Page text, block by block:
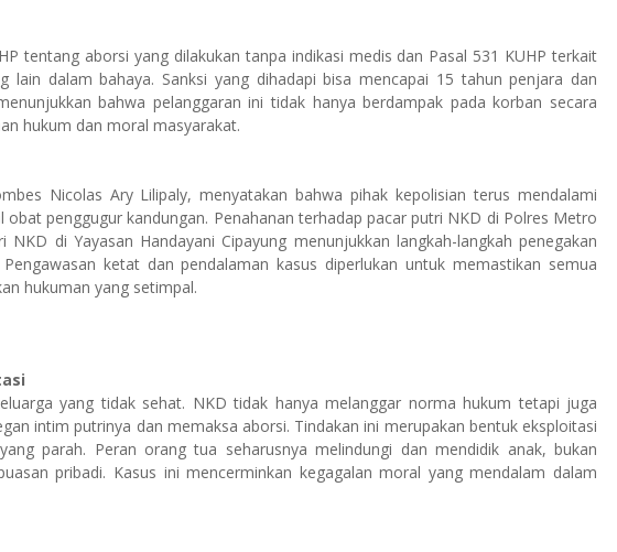
tentang aborsi yang dilakukan tanpa indikasi medis dan Pasal 531 KUHP terkait
lain dalam bahaya. Sanksi yang dihadapi bisa mencapai 15 tahun penjara dan
bahwa pelanggaran ini tidak hanya berdampak pada korban secara
hukum dan moral masyarakat.
Nicolas Ary Lilipaly, menyatakan bahwa pihak kepolisian terus mendalami
penggugur kandungan. Penahanan terhadap pacar putri NKD di Polres Metro
di Yayasan Handayani Cipayung menunjukkan langkah-langkah penegakan
ketat dan pendalaman kasus diperlukan untuk memastikan semua
hukuman yang setimpal.
yang tidak sehat. NKD tidak hanya melanggar norma hukum tetapi juga
intim putrinya dan memaksa aborsi. Tindakan ini merupakan bentuk eksploitasi
parah. Peran orang tua seharusnya melindungi dan mendidik anak, bukan
pribadi. Kasus ini mencerminkan kegagalan moral yang mendalam dalam